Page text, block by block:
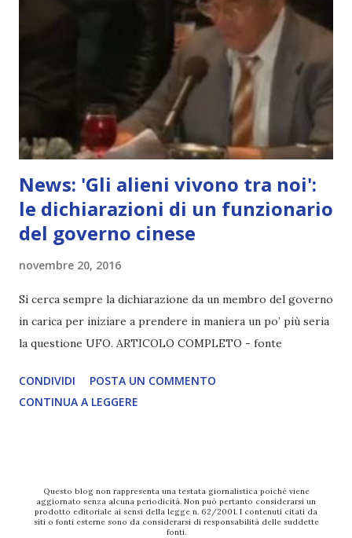
News: 'Gli alieni vivono tra noi':
le dichiarazioni di un funzionario
del governo cinese
novembre 20, 2016
Si cerca sempre la dichiarazione da un membro del governo
in carica per iniziare a prendere in maniera un po’ più seria
la questione UFO. ARTICOLO COMPLETO - fonte
CONDIVIDI
POSTA UN COMMENTO
CONTINUA A LEGGERE
Questo blog non rappresenta una testata giornalistica poiché viene
aggiornato senza alcuna periodicità. Non può pertanto considerarsi un
prodotto editoriale ai sensi della legge n. 62/2001. I contenuti citati da
siti o fonti esterne sono da considerarsi di responsabilità delle suddette
fonti.